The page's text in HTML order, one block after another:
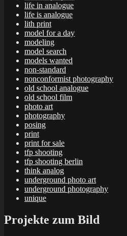
life in analogue
life is analogue
lith print
model for a day
modeling
model search
models wanted
non-standard
nonconformist photography
old school analogue
old school film
photo art
photography
posing
print
print for sale
tfp shooting
tfp shooting berlin
think analog
underground photo art
underground photography
unique
Projekte zum Bild